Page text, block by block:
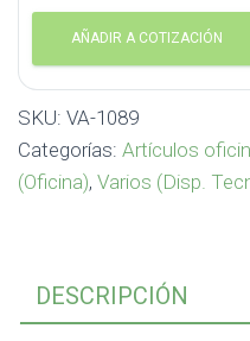
AÑADIR A COTIZACIÓN
SKU: VA-1089
Categorías: Artículos
(Oficina), Varios (Disp.
DESCRIPCIÓN